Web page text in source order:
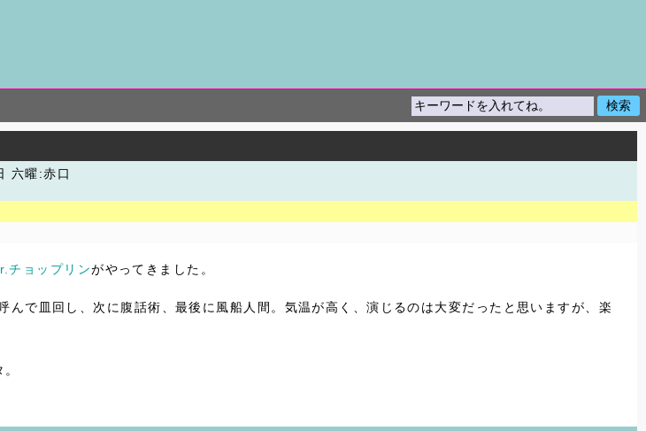
六曜:赤口
チョップリンがやってきました。
で皿回し、次に腹話術、最後に風船人間。気温が高く、演じるのは大変だったと思いますが、楽